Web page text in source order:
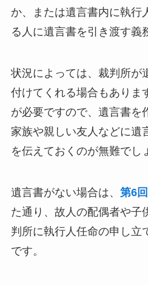
か、または遺言書内に執行
る人に遺言書を引き渡す義
状況によっては、裁判所が
付けてくれる場合もありま
が必要ですので、遺言書を
家族や親しい友人などに遺
を伝えておくのが無難でし
遺言書がない場合は、 第6
た通り、故人の配偶者や子
判所に執行人任命の申し立
です。